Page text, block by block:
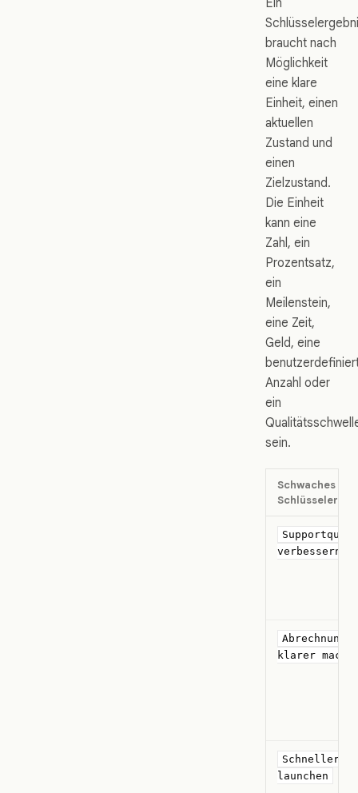
braucht nach
Möglichkeit
eine klare
Einheit, einen
aktuellen
Zustand und
einen
Zielzustand.
Die Einheit
kann eine
Zahl, ein
Prozentsatz,
ein
Meilenstein,
eine Zeit,
Geld, eine
Anzahl oder
ein
sein.
Schwaches
verbessern
Abrechnung
klarer
Schneller
launchen